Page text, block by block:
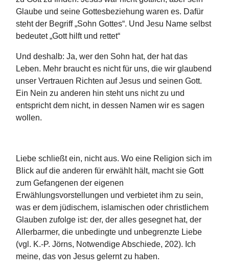
Glaube und seine Gottesbeziehung waren es. Dafür
steht der Begriff „Sohn Gottes“. Und Jesu Name selbst
bedeutet „Gott hilft und rettet“
Und deshalb: Ja, wer den Sohn hat, der hat das
Leben. Mehr braucht es nicht für uns, die wir glaubend
unser Vertrauen Richten auf Jesus und seinen Gott.
Ein Nein zu anderen hin steht uns nicht zu und
entspricht dem nicht, in dessen Namen wir es sagen
wollen.
Liebe schließt ein, nicht aus. Wo eine Religion sich im
Blick auf die anderen für erwählt hält, macht sie Gott
zum Gefangenen der eigenen
Erwählungsvorstellungen und verbietet ihm zu sein,
was er dem jüdischem, islamischen oder christlichem
Glauben zufolge ist: der, der alles gesegnet hat, der
Allerbarmer, die unbedingte und unbegrenzte Liebe
(vgl. K.-P. Jörns, Notwendige Abschiede, 202). Ich
meine, das von Jesus gelernt zu haben.